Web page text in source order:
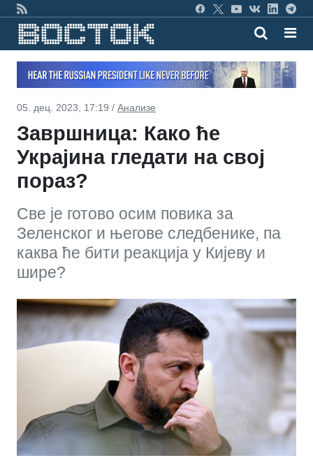
05. дец. 2023, 17:19 / Анализе
Завршница: Како ће
Украјина гледати на свој
пораз?
Све је готово осим повика за
Зеленског и његове следбенике, па
каква ће бити реакција у Кијеву и
шире?